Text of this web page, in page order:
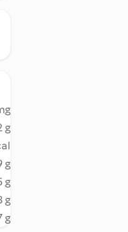
g
g
g
g
g